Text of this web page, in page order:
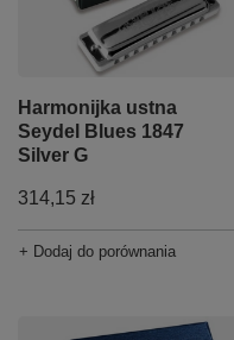
Harmonijka ustna
Seydel Blues 1847
Silver G
314,15 zł
+ Dodaj do porównania